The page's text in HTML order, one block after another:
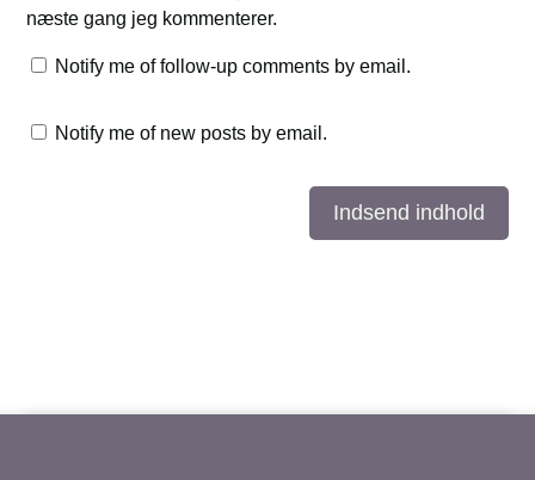
næste gang jeg kommenterer.
Notify me of follow-up comments by email.
Notify me of new posts by email.
Indsend indhold